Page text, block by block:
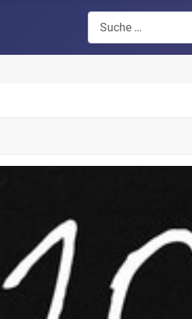
Suchen